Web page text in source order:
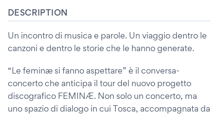
DESCRIPTION
Un incontro di musica e parole. Un viaggio dentro le
canzoni e dentro le storie che le hanno generate.
“Le feminæ si fanno aspettare” è il conversa-
concerto che anticipa il tour del nuovo progetto
discografico FEMINÆ. Non solo un concerto, ma
uno spazio di dialogo in cui Tosca, accompagnata da